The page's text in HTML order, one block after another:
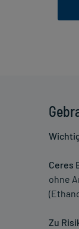
Ceres
ohne
Zu